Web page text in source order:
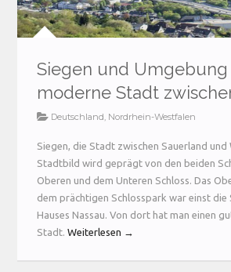
Siegen und Umgebung
moderne Stadt
Deutschland, Nordrhein-Westfalen
Siegen, die Stadt zwischen Sauerland und
Stadtbild wird geprägt von den beiden
Oberen und dem Unteren Schloss. Das
dem prächtigen Schlosspark war einst die
Hauses Nassau. Von dort hat man einen
Stadt.Weiterlesen →